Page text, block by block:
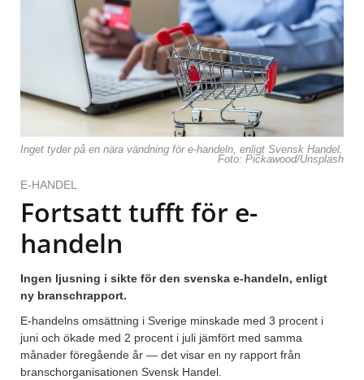
Inget tyder på en nära vändning för e-handeln, enligt Svensk Handel.
Foto: Pickawood/Unsplash
E-HANDEL
Fortsatt tufft för e-
handeln
Ingen ljusning i sikte för den svenska e-handeln, enligt
ny branschrapport.
E-handelns omsättning i Sverige minskade med 3 procent i
juni och ökade med 2 procent i juli jämfört med samma
månader föregående år — det visar en ny rapport från
branschorganisationen Svensk Handel.